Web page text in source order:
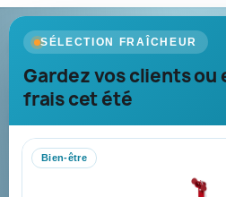
SÉLECTION FRAÎCHEUR
Gardez vos clients ou
frais cet été
Bien-être
Goodies Pub France
Objets publicitaires · par Promenoch
Votre partenaire B2B pour les
collectivités et administrations.
Mandat administratif & Chorus Pro